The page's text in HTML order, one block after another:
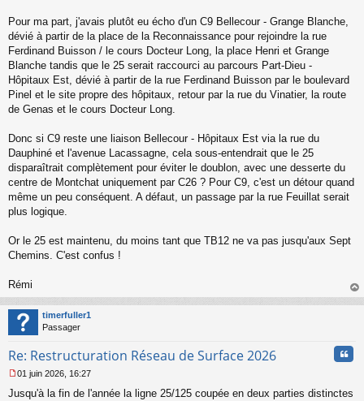
s
a
g
e
n
o
n
u
Pour ma part, j'avais plutôt eu écho d'un C9 Bellecour - Grange Blanche,
dévié à partir de la place de la Reconnaissance pour rejoindre la rue
Ferdinand Buisson / le cours Docteur Long, la place Henri et Grange
Blanche tandis que le 25 serait raccourci au parcours Part-Dieu -
Hôpitaux Est, dévié à partir de la rue Ferdinand Buisson par le boulevard
Pinel et le site propre des hôpitaux, retour par la rue du Vinatier, la route
de Genas et le cours Docteur Long.
Donc si C9 reste une liaison Bellecour - Hôpitaux Est via la rue du
Dauphiné et l'avenue Lacassagne, cela sous-entendrait que le 25
disparaîtrait complètement pour éviter le doublon, avec une desserte du
centre de Montchat uniquement par C26 ? Pour C9, c'est un détour quand
même un peu conséquent. A défaut, un passage par la rue Feuillat serait
plus logique.
Or le 25 est maintenu, du moins tant que TB12 ne va pas jusqu'aux Sept
Chemins. C'est confus !
Rémi
au
timerfuller1
Passager
Re: Restructuration Réseau de Surface 2026
e
01 juin 2026, 16:27
Jusqu'à la fin de l'année la ligne 25/125 coupée en deux parties distinctes